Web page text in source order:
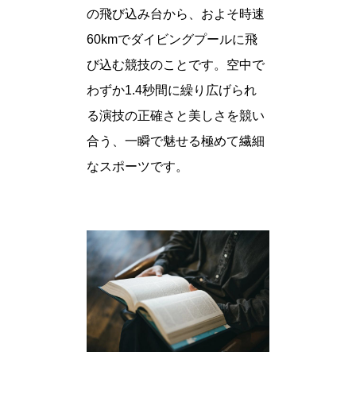
の飛び込み台から、およそ時速
60kmでダイビングプールに飛
び込む競技のことです。空中で
わずか1.4秒間に繰り広げられ
る演技の正確さと美しさを競い
合う、一瞬で魅せる極めて繊細
なスポーツです。